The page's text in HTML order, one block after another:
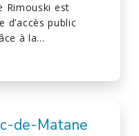
Rimouski est
d’accès public
à la…
de-Matane